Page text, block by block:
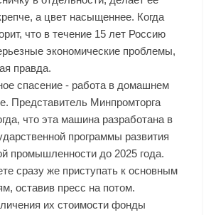
а цвет насыщеннее. Когда
что в течение 15 лет Россию
экономические проблемы,
правда.
спасение - работа в домашнем
Представитель Минпромторга
что эта машина разработана в
программы развития
промышленности до 2025 года.
сразу же приступать к основным
оставив пресс на потом.
их стоимости фонды